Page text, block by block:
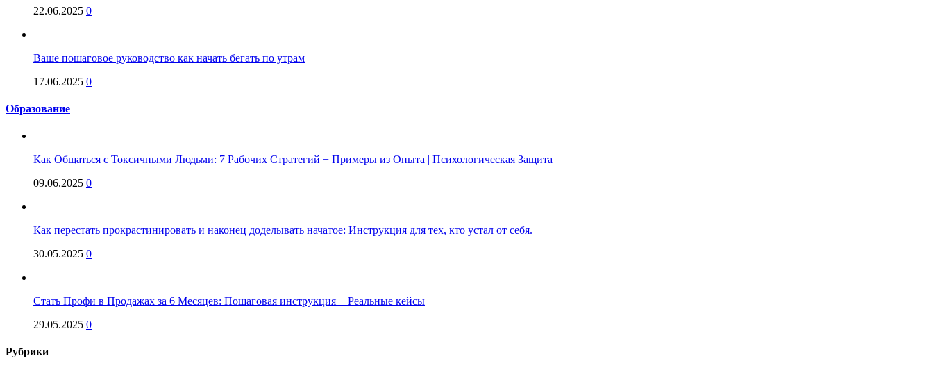
22.06.2025 0
Ваше пошаговое руководство как начать бегать по утрам
17.06.2025 0
Образование
Как Общаться с Токсичными Людьми: 7 Рабочих Стратегий + Примеры из Опыта | Психологическая Защита
09.06.2025 0
Как перестать прокрастинировать и наконец доделывать начатое: Инструкция для тех, кто устал от себя.
30.05.2025 0
Стать Профи в Продажах за 6 Месяцев: Пошаговая инструкция + Реальные кейсы
29.05.2025 0
Рубрики